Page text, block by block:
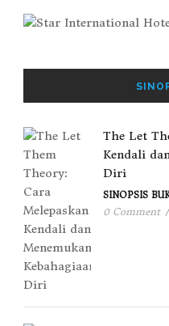
The Let
Kendali
Diri
SINOPSIS
0 Comment /